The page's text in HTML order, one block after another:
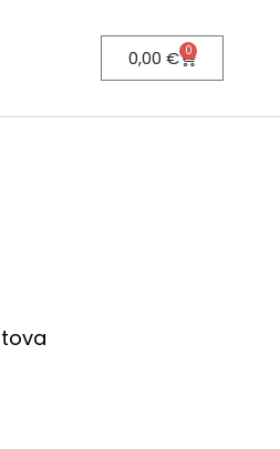
0,00€ 0